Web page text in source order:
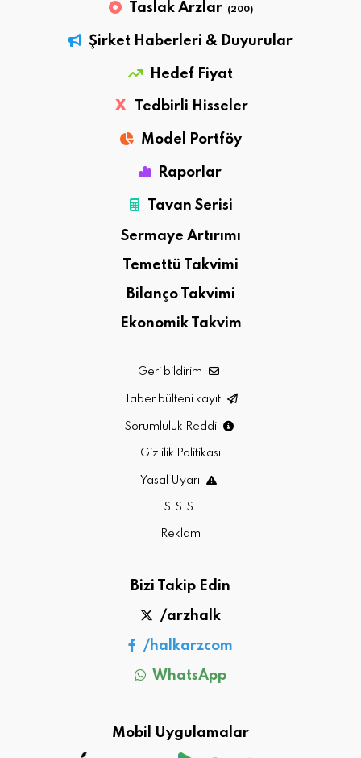
Taslak Arzlar (200)
Şirket Haberleri & Duyurular
Hedef Fiyat
X Tedbirli Hisseler
Model Portföy
Raporlar
Tavan Serisi
Sermaye Artırımı
Temettü Takvimi
Bilanço Takvimi
Ekonomik Takvim
Geri bildirim
Haber bülteni kayıt
Sorumluluk Reddi
Gizlilik Politikası
Yasal Uyarı
S.S.S.
Reklam
Bizi Takip Edin
/arzhalk
/halkarzcom
WhatsApp
Mobil Uygulamalar